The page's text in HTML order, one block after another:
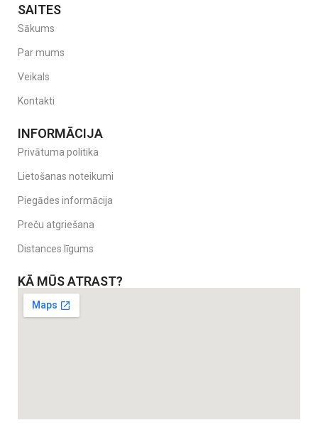
SAITES
Sākums
Par mums
Veikals
Kontakti
INFORMĀCIJA
Privātuma politika
Lietošanas noteikumi
Piegādes informācija
Preču atgriešana
Distances līgums
KĀ MŪS ATRAST?